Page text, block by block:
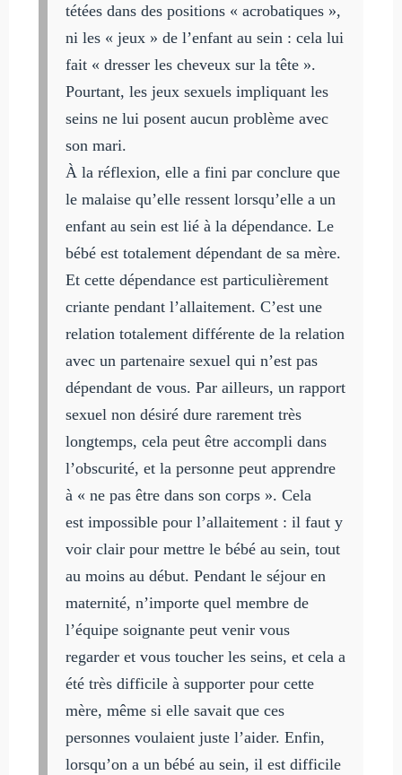
tétées dans des positions « acrobatiques »,
ni les « jeux » de l’enfant au sein : cela lui
fait « dresser les cheveux sur la tête ».
Pourtant, les jeux sexuels impliquant les
seins ne lui posent aucun problème avec
son mari.
À la réflexion, elle a fini par conclure que
le malaise qu’elle ressent lorsqu’elle a un
enfant au sein est lié à la dépendance. Le
bébé est totalement dépendant de sa mère.
Et cette dépendance est particulièrement
criante pendant l’allaitement. C’est une
relation totalement différente de la relation
avec un partenaire sexuel qui n’est pas
dépendant de vous. Par ailleurs, un rapport
sexuel non désiré dure rarement très
longtemps, cela peut être accompli dans
l’obscurité, et la personne peut apprendre
à « ne pas être dans son corps ». Cela
est impossible pour l’allaitement : il faut y
voir clair pour mettre le bébé au sein, tout
au moins au début. Pendant le séjour en
maternité, n’importe quel membre de
l’équipe soignante peut venir vous
regarder et vous toucher les seins, et cela a
été très difficile à supporter pour cette
mère, même si elle savait que ces
personnes voulaient juste l’aider. Enfin,
lorsqu’on a un bébé au sein, il est difficile